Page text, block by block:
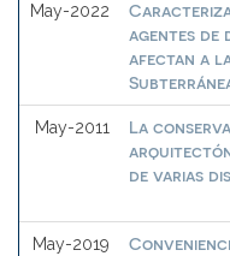
May-2022
agentes de
afectan a
May-2011
La
de varias
May-2019